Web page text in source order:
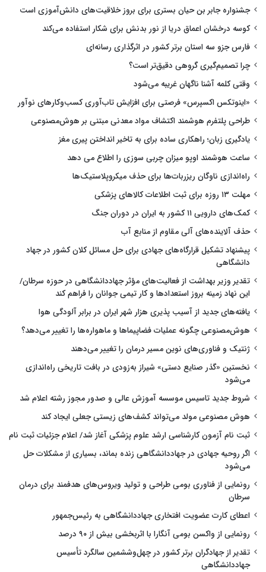
جشنواره جابر بن حیان بستری برای بروز خلاقیت‌های دانش‌آموزی است
کوسه درخشان اعماق دریا از نور بدنش برای شکار استفاده می‌کند
فارس جزو سه استان برتر کشور در اثرگذاری رسانه‌ای
چرا تصمیم‌گیری گروهی دقیق‌تر است؟
وقتی کلمه آشنا ناگهان غریبه می‌شود
«اینوتکس اکسپرس» فرصتی برای افزایش تاب‌آوری کسب‌وکارهای نوآور
طراحی پلتفرم هوشمند اکتشاف مواد معدنی مبتنی بر هوش‌مصنوعی
یادگیری زبان؛ راهکاری ساده برای به تاخیر انداختن پیری مغز
ساعت هوشمند اوپو میزان چربی سوزی را اطلاع می دهد
راه‌اندازی ناوگان ریزربات‌ها برای حذف میکروپلاستیک‌ها
مهلت ۱۳ روزه برای ثبت اطلاعات کالاهای پزشکی
کمک‌های دارویی ۱۱ کشور به ایران در دوران جنگ
حذف آلاینده‌های آلی مقاوم از منابع آب
پیشنهاد تشکیل قرارگاه‌های جهادی برای حل مسائل کلان کشور در جهاد
دانشگاهی
تقدیر وزیر بهداشت از فعالیت‌های مؤثر جهاددانشگاهی در حوزه سرطان/
این نهاد زمینه بروز استعدادها و کار تیمی جوانان را فراهم کند
یافته‌های جدید از آسیب پذیری هزار شهر ایران در برابر آلودگی هوا
هوش‌مصنوعی چگونه عملیات فضاپیماها و ماهواره‌ها را تغییر می‌دهد؟
ژنتیک و فناوری‌های نوین مسیر درمان را تغییر می‌دهند
نخستین «گذر صنایع دستی» شیراز به‌زودی در بافت تاریخی راه‌اندازی
می‌شود
شروط جدید تاسیس موسسه آموزش عالی و صدور مجوز رشته اعلام شد
هوش مصنوعی مولد می‌تواند کشف‌های زیستی جعلی ایجاد کند
ثبت نام آزمون کارشناسی ارشد علوم پزشکی آغاز شد/ اعلام جزئیات ثبت نام
اگر روحیه جهادی در جهاددانشگاهی زنده بماند، بسیاری از مشکلات حل
می‌شود
رونمایی از فناوری بومی طراحی و تولید ویروس‌های هدفمند برای درمان
سرطان
اعطای کارت عضویت افتخاری جهاددانشگاهی به رئیس‌جمهور
رونمایی از واکسن بومی آنگارا با اثربخشی بیش از ۹۰ درصد
تقدیر از جهادگران برتر کشور در چهل‌وششمین سالگرد تأسیس
جهاددانشگاهی